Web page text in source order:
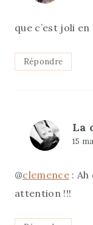
que c’est joli
Répondre
La
15
@clemence: Ah
attention !!!